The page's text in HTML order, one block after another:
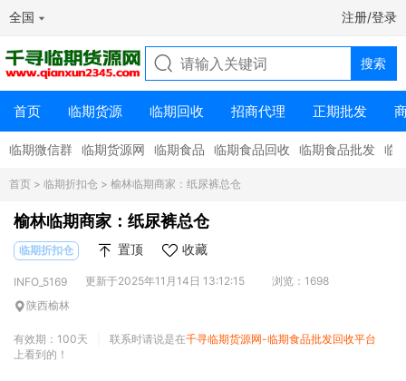
全国 注册/登录
首页 临期货源 临期回收 招商代理 正期批发
临期微信群 临期货源网 临期食品 临期食品回收 临期食品批发 临
首页 > 临期折扣仓 > 榆林临期商家：纸尿裤总仓
榆林临期商家：纸尿裤总仓
临期折扣仓 置顶 收藏
INFO_5169 更新于2025年11月14日 13:12:15
浏览：1698
陕西榆林
有效期：100天 联系时请说是在千寻临期货源网-临期食品批发回收平台
上看到的！